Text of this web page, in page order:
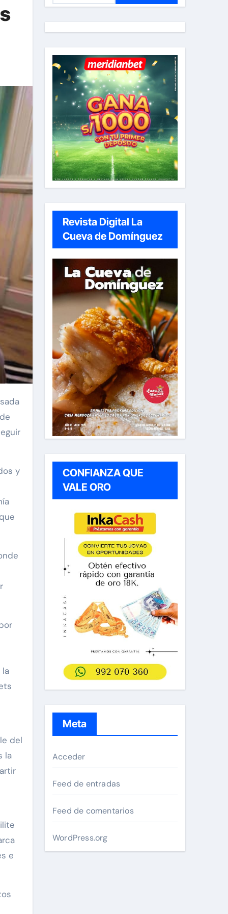
y
la
del
la
e
r
:
Revista Digital La
Cueva de Domínguez
CONFIANZA QUE
VALE ORO
Meta
Acceder
Feed de entradas
Feed de comentarios
WordPress.org